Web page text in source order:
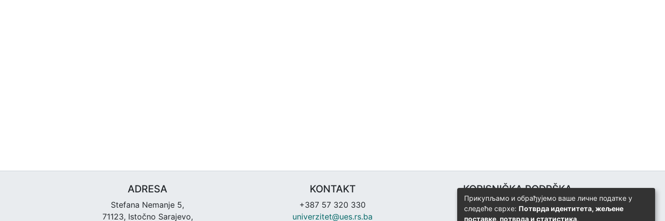
ADRESA
Stefana Nemanje 5,
71123, Istočno Sarajevo,
KONTAKT
+387 57 320 330
univerzitet@ues.rs.ba
KORISNIČKA PODRŠKA
Univerzitetski računarski centar
+387 57 320 140
Прикупљамо и обрађујемо ваше личне податке у
следеће сврхе: Потврда идентитета, жељене
поставке, потврда и статистика.